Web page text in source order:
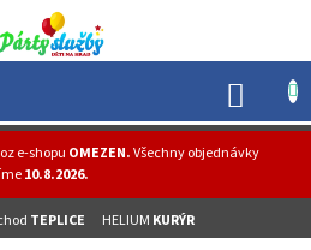
e-shopu OMEZEN.Všechny objednávky
10.8.2026.
TEPLICE HELIUM KURÝR